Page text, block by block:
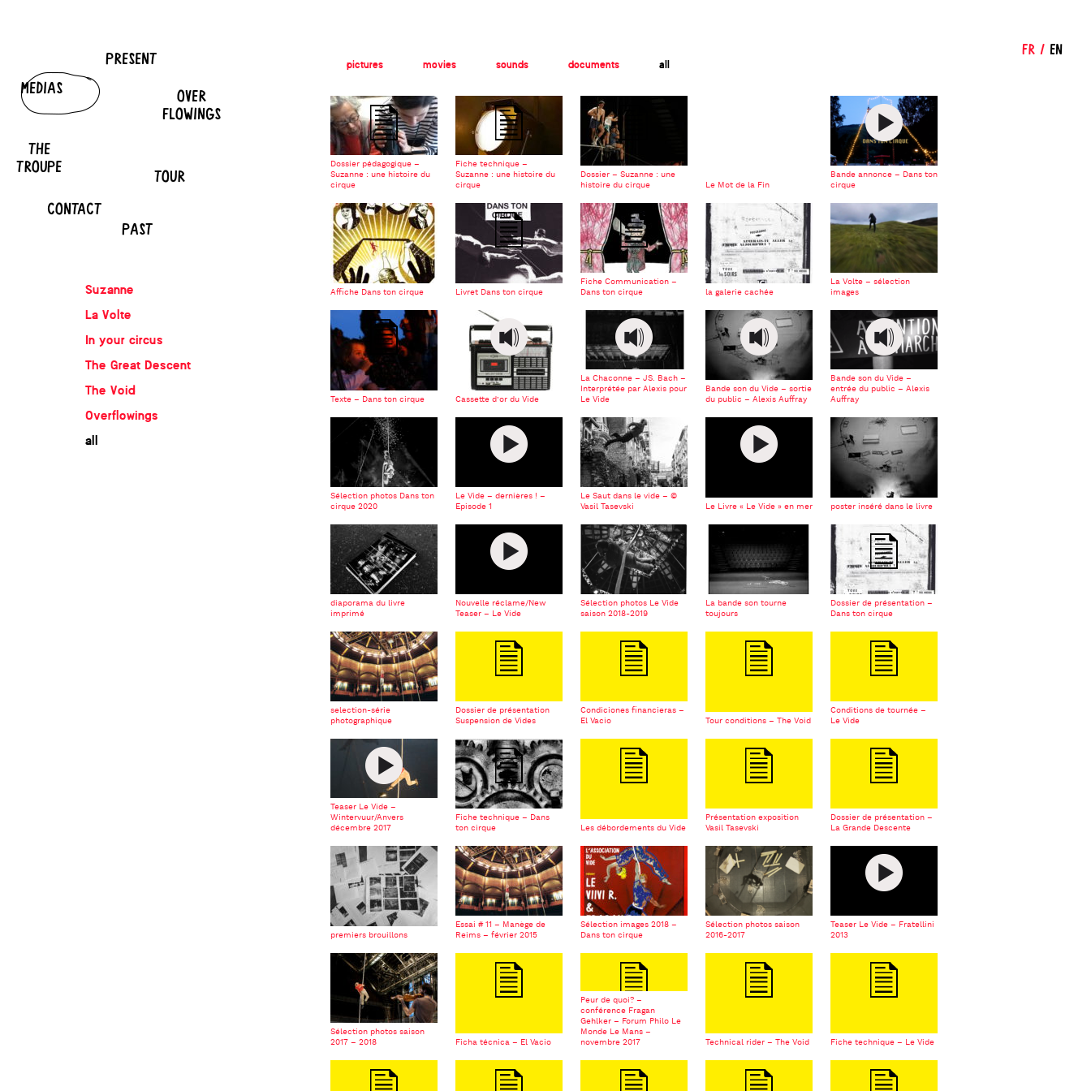
pictures movies sounds documents all
Suzanne
La Volte
In your circus
The Great Descent
The Void
Overflowings
all
Dossier pédagogique –
Suzanne : une histoire du
cirque
Fiche technique –
Suzanne : une histoire du
cirque
Dossier – Suzanne : une
histoire du cirque
Le Mot de la Fin
Bande annonce – Dans ton
cirque
Affiche Dans ton cirque Livret Dans ton cirque
Fiche Communication –
Dans ton cirque
la galerie cachée
La Volte – sélection
images
Texte – Dans ton cirque Cassette d’or du Vide
La Chaconne – JS. Bach –
Interprétée par Alexis pour
Le Vide
Bande son du Vide – sortie
du public – Alexis Auffray
Bande son du Vide –
entrée du public – Alexis
Auffray
Sélection photos Dans ton
cirque 2020
Le Vide – dernières ! –
Episode 1
Le Saut dans le vide – ©
Vasil Tasevski
Le Livre « Le Vide » en mer poster inséré dans le livre
diaporama du livre
imprimé
Nouvelle réclame/New
Teaser – Le Vide
Sélection photos Le Vide
saison 2018-2019
La bande son tourne
toujours
Dossier de présentation –
Dans ton cirque
selection-série
photographique
Dossier de présentation
Suspension de Vides
Condiciones financieras –
El Vacio
Tour conditions – The Void
Conditions de tournée –
Le Vide
Teaser Le Vide –
Wintervuur/Anvers
décembre 2017
Fiche technique – Dans
ton cirque
Les débordements du Vide
Présentation exposition
Vasil Tasevski
Dossier de présentation –
La Grande Descente
premiers brouillons
Essai # 11 – Manège de
Reims – février 2015
Sélection images 2018 –
Dans ton cirque
Sélection photos saison
2016-2017
Teaser Le Vide – Fratellini
2013
Sélection photos saison
2017 – 2018
Ficha técnica – El Vacio
Peur de quoi? –
conférence Fragan
Gehlker – Forum Philo Le
Monde Le Mans –
novembre 2017
Technical rider – The Void Fiche technique – Le Vide
PRESENT
OVER
FLOWINGS
TOUR
CONTACT
PAST
THE
TROUPE
MEDIAS
FR / EN